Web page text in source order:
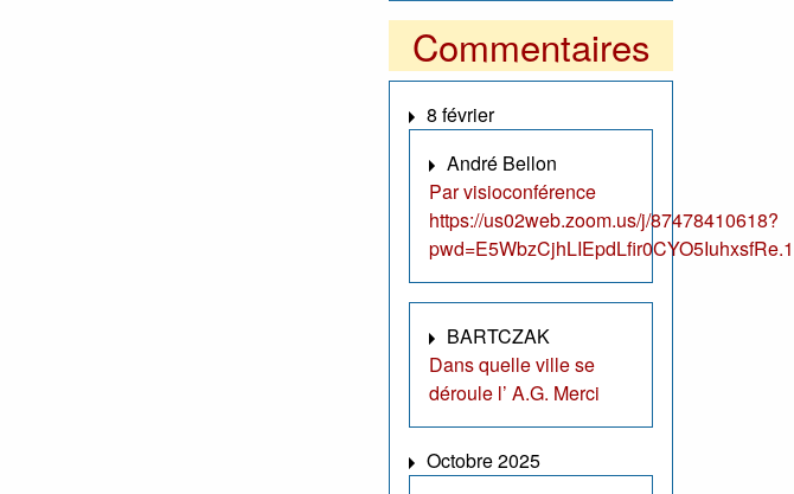
Commentaires
8 février
André Bellon
Par visioconférence
https://us02web.zoom.us/j/87478410618?
BARTCZAK
Dans quelle ville se
déroule l’ A.G. Merci
Octobre 2025